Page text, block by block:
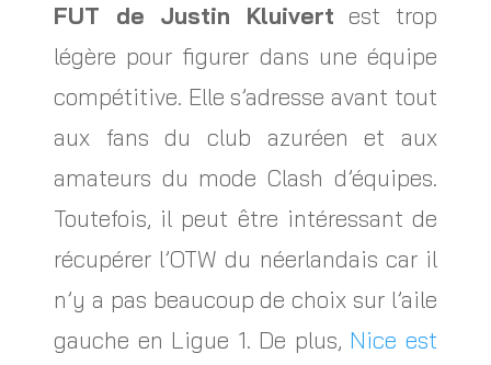
FUT de Justin Kluivert est trop
légère pour figurer dans une équipe
compétitive. Elle s’adresse avant tout
aux fans du club azuréen et aux
amateurs du mode Clash d’équipes.
Toutefois, il peut être intéressant de
récupérer l’OTW du néerlandais car il
n’y a pas beaucoup de choix sur l’aile
gauche en Ligue 1. De plus, Nice est